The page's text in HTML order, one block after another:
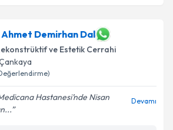
Demiroğlu Yakutiçin randevu
Size bu uzmandan randevu
takvim hazırlandığında e-posta ile
Ahmet Demirhan Dal
ve Estetik Cerrahi
Hastanesi’nde Nisan
Devamı